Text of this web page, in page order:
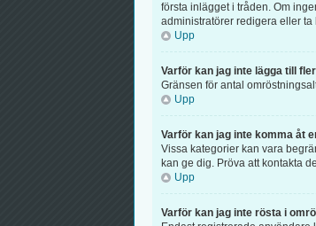
första inlägget i tråden. Om
administratörer redigera eller ta
Upp
Varför kan jag inte lägga till
Gränsen för antal
Upp
Varför kan jag inte komma åt
Vissa kategorier kan vara
kan ge dig. Pröva att kontakta
Upp
Varför kan jag inte rösta i